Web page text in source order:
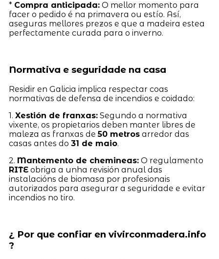
* Compra anticipada:O mellor momento para
facer o pedido é na primavera ou estío. Así,
aseguras mellores prezos e que a madeira estea
perfectamente curada para o inverno.
Normativa e seguridade na casa
Residir en Galicia implica respectar coas
normativas de defensa de incendios e coidado:
1. Xestión de franxas:Segundo a normativa
vixente, os propietarios deben manter libres de
maleza as franxas de50 metrosarredor das
casas antes do 31 de maio.
2. Mantemento de chemineas:O regulamento
RITEobriga a unha revisión anual das
instalacións de biomasa por profesionais
autorizados para asegurar a seguridade e evitar
incendios no tiro.
¿ Por que confiar en vivirconmadera.info
?